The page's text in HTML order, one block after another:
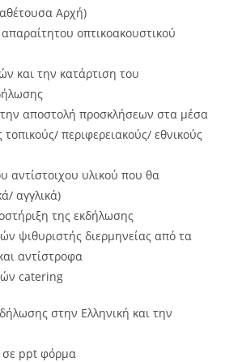
Αρχή)
οπτικοακουστικού
και την κατάρτιση του
την αποστολή προσκλήσεων στα μέσα
περιφερειακούς/ εθνικούς
αντίστοιχου υλικού που θα
αγγλικά)
της εκδήλωσης
ψιθυριστής διερμηνείας από τα
αντίστροφα
catering
στην Ελληνική και την
σε ppt φόρμα